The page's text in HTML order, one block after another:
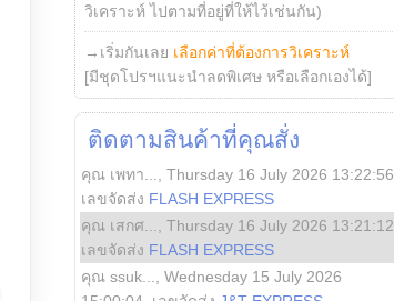
วิเคราะห์ ไปตามที่อยู่ที่ให้ไว้เช่นกัน)
→เริ่มกันเลย เลือกค่าที่ต้องการวิเคราะห์
[มีชุดโปรฯแนะนำลดพิเศษ หรือเลือกเองได้]
ติดตามสินค้าที่คุณสั่ง
คุณ เพทา... Thursday 16 July 2026 13:22:56
เลขจัดส่ง FLASH EXPRESS
คุณ เสกศ...
Thursday 16 July 2026 13:21:12
เลขจัดส่ง FLASH EXPRESS
คุณ ssuk...
Wednesday 15 July 2026